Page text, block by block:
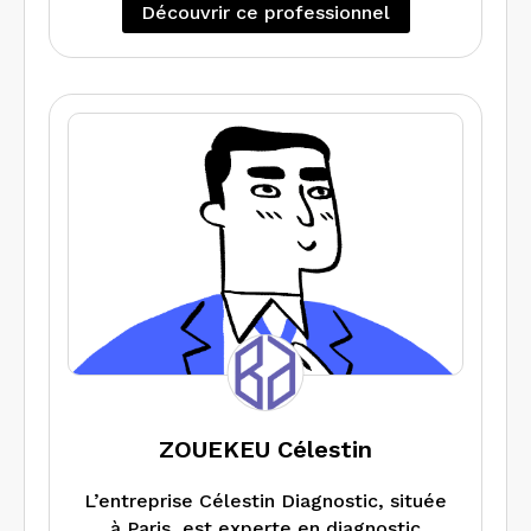
Découvrir ce professionnel
ZOUEKEU Célestin
L’entreprise Célestin Diagnostic, située